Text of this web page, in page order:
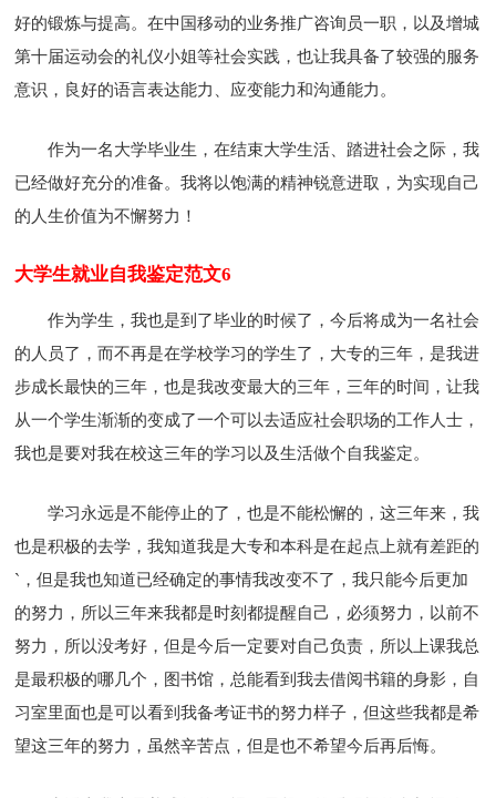
好的锻炼与提高。在中国移动的业务推广咨询员一职，以及增城
第十届运动会的礼仪小姐等社会实践，也让我具备了较强的服务
意识，良好的语言表达能力、应变能力和沟通能力。
作为一名大学毕业生，在结束大学生活、踏进社会之际，我
已经做好充分的准备。我将以饱满的精神锐意进取，为实现自己
的人生价值为不懈努力！
大学生就业自我鉴定范文6
作为学生，我也是到了毕业的时候了，今后将成为一名社会
的人员了，而不再是在学校学习的学生了，大专的三年，是我进
步成长最快的三年，也是我改变最大的三年，三年的时间，让我
从一个学生渐渐的变成了一个可以去适应社会职场的工作人士，
我也是要对我在校这三年的学习以及生活做个自我鉴定。
学习永远是不能停止的了，也是不能松懈的，这三年来，我
也是积极的去学，我知道我是大专和本科是在起点上就有差距的
`，但是我也知道已经确定的事情我改变不了，我只能今后更加
的努力，所以三年来我都是时刻都提醒自己，必须努力，以前不
努力，所以没考好，但是今后一定要对自己负责，所以上课我总
是最积极的哪几个，图书馆，总能看到我去借阅书籍的身影，自
习室里面也是可以看到我备考证书的努力样子，但这些我都是希
望这三年的努力，虽然辛苦点，但是也不希望今后再后悔。